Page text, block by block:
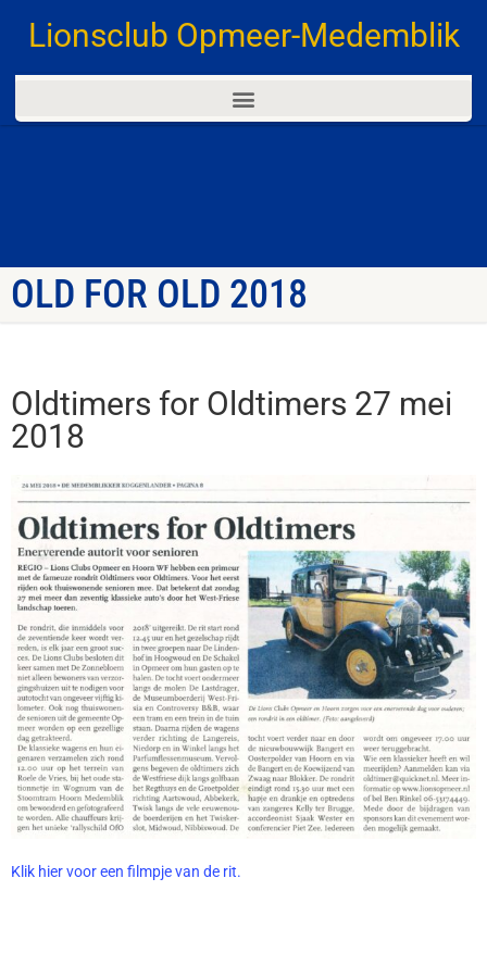
Lionsclub Opmeer-Medemblik
OLD FOR OLD 2018
Oldtimers for Oldtimers 27 mei
2018
Klik hier voor een filmpje van de rit.